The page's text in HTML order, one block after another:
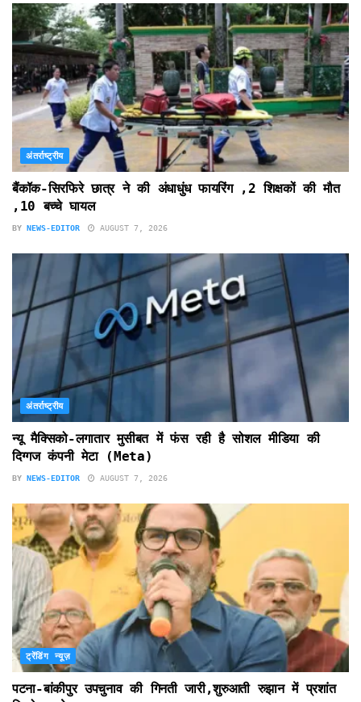
अंतर्राष्ट्रीय
बैंकॉक-सिरफिरे छात्र ने की अंधाधुंध फायरिंग ,2 शिक्षकों की मौत
,10 बच्चे घायल
BY NEWS-EDITOR AUGUST 7, 2026
अंतर्राष्ट्रीय
न्यू मैक्सिको-लगातार मुसीबत में फंस रही है सोशल मीडिया की
दिग्गज कंपनी मेटा (Meta)
BY NEWS-EDITOR AUGUST 7, 2026
ट्रेंडिंग न्यूज़
पटना-बांकीपुर उपचुनाव की गिनती जारी,शुरुआती रुझान में प्रशांत